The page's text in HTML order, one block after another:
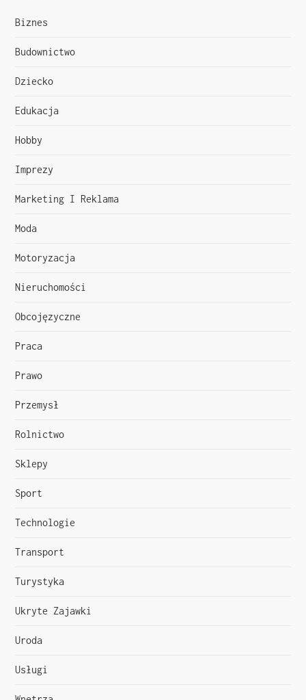
g
a
c
j
a
w
p
i
s
u
Biznes
Budownictwo
Dziecko
Edukacja
Hobby
Imprezy
Marketing I Reklama
Moda
Motoryzacja
Nieruchomości
Obcojęzyczne
Praca
Prawo
Przemysł
Rolnictwo
Sklepy
Sport
Technologie
Transport
Turystyka
Ukryte Zajawki
Uroda
Usługi